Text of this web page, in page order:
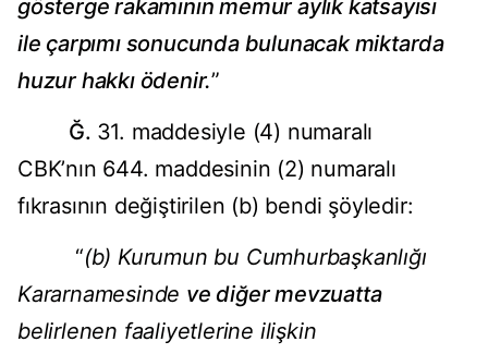
gösterge rakamının memur aylık katsayısı
ile çarpımı sonucunda bulunacak miktarda
huzur hakkı ödenir.”
Ğ. 31. maddesiyle (4) numaralı
CBK’nın 644. maddesinin (2) numaralı
fıkrasının değiştirilen (b) bendi şöyledir:
“(b) Kurumun bu Cumhurbaşkanlığı
Kararnamesinde ve diğer mevzuatta
belirlenen faaliyetlerine ilişkin